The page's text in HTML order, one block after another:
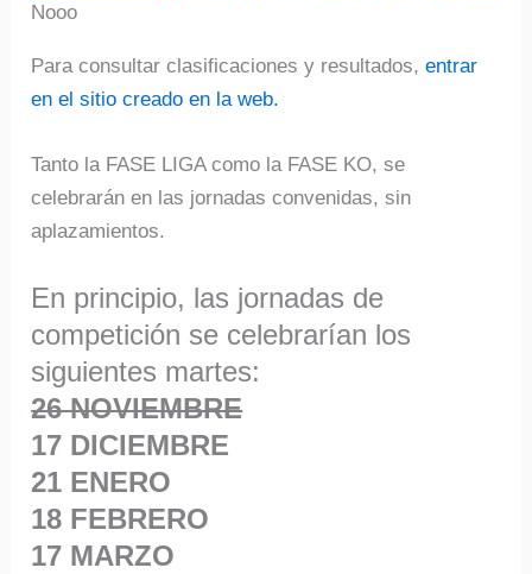
Nooo
Para consultar clasificaciones y resultados, entrar
en el sitio creado en la web.
Tanto la FASE LIGA como la FASE KO, se
celebrarán en las jornadas convenidas, sin
aplazamientos.
En principio, las jornadas de
competición se celebrarían los
siguientes martes:
26 NOVIEMBRE
17 DICIEMBRE
21 ENERO
18 FEBRERO
17 MARZO